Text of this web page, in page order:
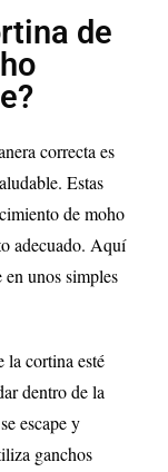
de
correcta es
Estas
de moho
adecuado. Aquí
unos simples
la cortina esté
dentro de la
escape y
ganchos